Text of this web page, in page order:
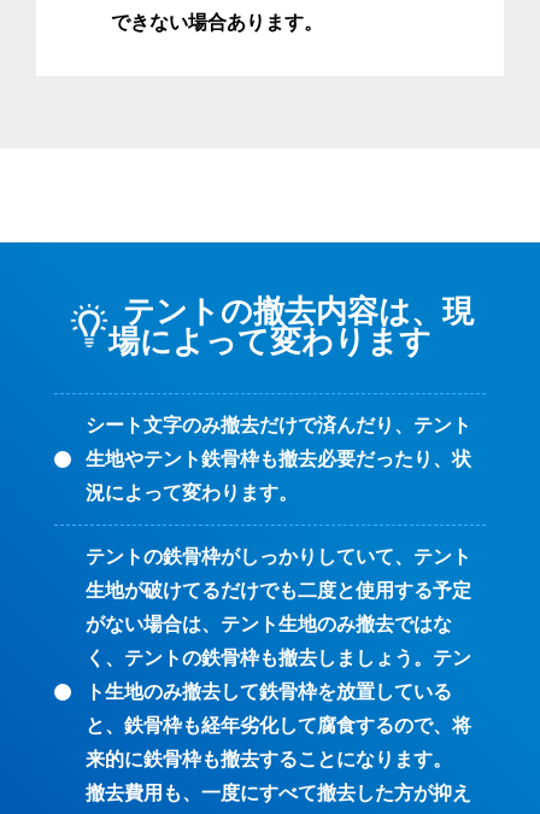
できない場合あります。
テントの撤去内容は、現
場によって変わります
シート文字のみ撤去だけで済んだり、テント
生地やテント鉄骨枠も撤去必要だったり、状
況によって変わります。
テントの鉄骨枠がしっかりしていて、テント
生地が破けてるだけでも二度と使用する予定
がない場合は、テント生地のみ撤去ではな
く、テントの鉄骨枠も撤去しましょう。テン
ト生地のみ撤去して鉄骨枠を放置している
と、鉄骨枠も経年劣化して腐食するので、将
来的に鉄骨枠も撤去することになります。
撤去費用も、一度にすべて撤去した方が抑え